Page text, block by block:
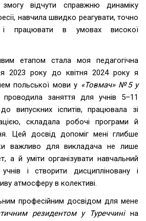
відчути справжню динаміку
навчила швидко реагувати, точно
і працювати в умовах високої
етапом стала моя педагогічна
2023 року до квітня 2024 року я
польської мови у «Товмач» №5 у
заняття для учнів 5–11
випускних іспитів, працювала зі
складала робочі програми й
Цей досвід допоміг мені глибше
важливо для викладача не лише
а й уміти організувати навчальний
і створити дисципліновану і
атмосферу в колективі.
професійним досвідом для мене
резидентом у Туреччиніна